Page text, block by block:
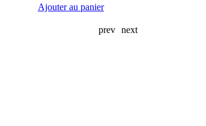
Ajouter au panier
prev next